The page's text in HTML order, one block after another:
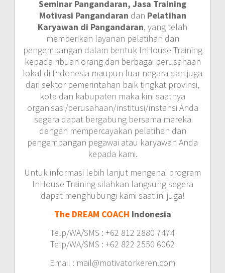
Seminar Pangandaran, Jasa Training
Motivasi Pangandaran dan Pelatihan
Karyawan di Pangandaran, yang telah
memberikan layanan pelatihan dan
pengembangan dalam bentuk InHouse Training
kepada ribuan orang dari berbagai perusahaan
lokal di Indonesia maupun luar negara dan juga
dari sektor pemerintahan baik tingkat provinsi,
kota dan kabupaten maka kini saatnya
organisasi/perusahaan/institusi/instansi Anda
segera dapat bergabung bersama mereka
dengan mempercayakan pelatihan dan
pengembangan pegawai atau karyawan Anda
kepada kami.
Untuk informasi lebih lanjut mengenai program
InHouse Training silahkan langsung segera
dapat menghubungi kami saat ini juga!
The DREAM COACH Indonesia
Telp/WA/SMS : +62 812 2880 7474
Telp/WA/SMS : +62 822 2550 6062
Email : mail@motivatorkeren.com